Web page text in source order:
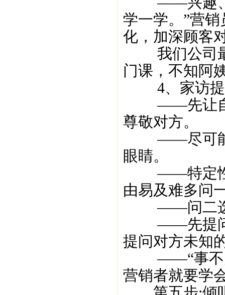
学一学。”营
化，加深顾客
我们公司最
门课，不知阿
4、家访提
——先让自己
尊敬对方。
——尽可能以
眼睛。
——特定性问
由易及难多问
——问二选一
——先提问对
提问对方未知
——“事不关
营销者就要学